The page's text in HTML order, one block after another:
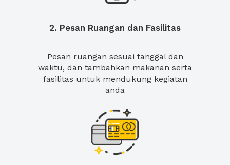
2. Pesan Ruangan dan Fasilitas
Pesan ruangan sesuai tanggal dan
waktu, dan tambahkan makanan serta
fasilitas untuk mendukung kegiatan
anda